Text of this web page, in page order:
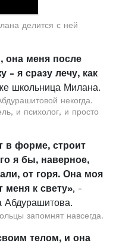
делится с ней
она меня после
- я сразу лечу, как
школьница Милана.
некогда.
и психолог, и просто
в форме, строит
я бы, наверное,
от горя. Она моя
меня к свету», -
Абдурашитова.
запомнят навсегда.
телом, и она